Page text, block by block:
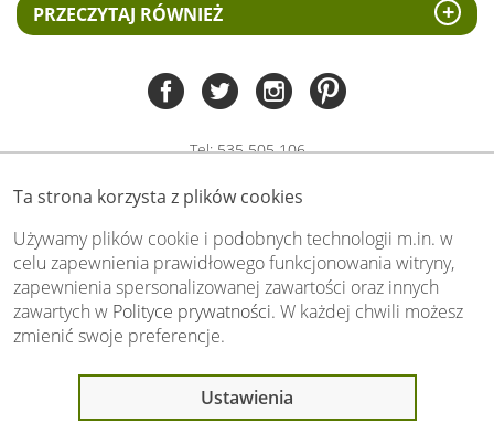
Ta strona korzysta z plików cookies
Używamy plików cookie i podobnych technologii m.in. w
celu zapewnienia prawidłowego funkcjonowania witryny,
zapewnienia spersonalizowanej zawartości oraz innych
zawartych w Polityce prywatności. W każdej chwili możesz
zmienić swoje preferencje.
Ustawienia
PRZECZYTAJ RÓWNIEŻ
Tel:535 505 106
biuro@swiat-obrazow.pl
Copyright by swiat-obrazow.pl 2026,
Wszelkie prawa zastrzeżone
Stronę oceniło już13699osób.
Otrzymaliśmy4.89pkt. na 5możliwych.
Oceń nas również Ty: